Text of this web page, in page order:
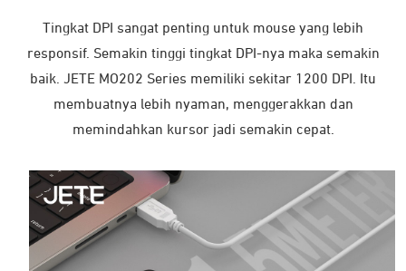
Tingkat DPI sangat penting untuk mouse yang lebih
responsif. Semakin tinggi tingkat DPI-nya maka semakin
baik. JETE MO202 Series memiliki sekitar 1200 DPI. Itu
membuatnya lebih nyaman, menggerakkan dan
memindahkan kursor jadi semakin cepat.